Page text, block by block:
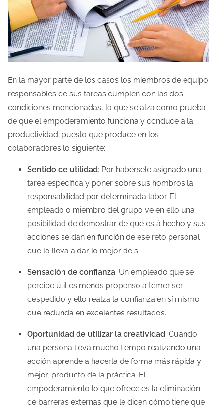
En la mayor parte de los casos los miembros de equipo
responsables de sus tareas cumplen con las dos
condiciones mencionadas, lo que se alza como prueba
de que el empoderamiento funciona y conduce a la
productividad; puesto que produce en los
colaboradores lo siguiente:
Sentido de utilidad: Por habérsele asignado una
tarea específica y poner sobre sus hombros la
responsabilidad por determinada labor. El
empleado o miembro del grupo ve en ello una
posibilidad de demostrar de qué está hecho y sus
acciones se dan en función de ese reto personal
que lo lleva a dar lo mejor de sí.
Sensación de confianza: Un empleado que se
percibe útil es menos propenso a temer ser
despedido y ello realza la confianza en sí mismo
que redunda en excelentes resultados.
Oportunidad de utilizar la creatividad: Cuando
una persona lleva mucho tiempo realizando una
acción aprende a hacerla de forma más rápida y
mejor, producto de la práctica. El
empoderamiento lo que ofrece es la eliminación
de barreras externas que le dicen cómo tiene que